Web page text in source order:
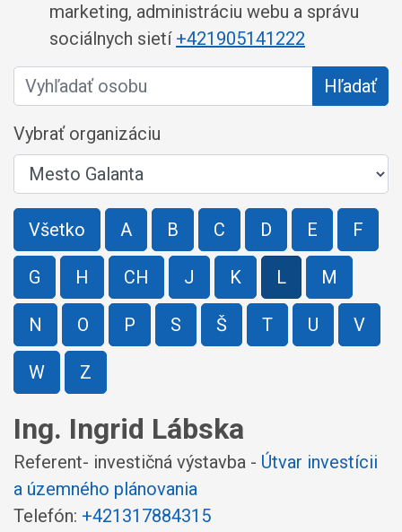
marketing, administráciu webu a správu
sociálnych sietí +421905141222
Vyhľadať osobu
Hľadať
Vybrať organizáciu
Všetko A B C D E F
G H CH J K L M
N O P S Š T U V
W Z
Ing. Ingrid Lábska
Referent- investičná výstavba - Útvar investícii
a územného plánovania
Telefón: +421317884315